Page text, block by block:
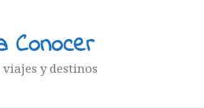
Conocer
viajes y destinos